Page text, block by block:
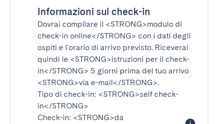
Informazioni sul check-in
Dovrai compilare il <STRONG>modulo di
check-in online</STRONG> con i dati degli
ospiti e l'orario di arrivo previsto. Riceverai
quindi le <STRONG>istruzioni per il check-
in</STRONG> 5 giorni prima del tuo arrivo
<STRONG>via e-mail</STRONG>.
Tipo di check-in: <STRONG>self check-
in</STRONG>
Check-in: <STRONG>da